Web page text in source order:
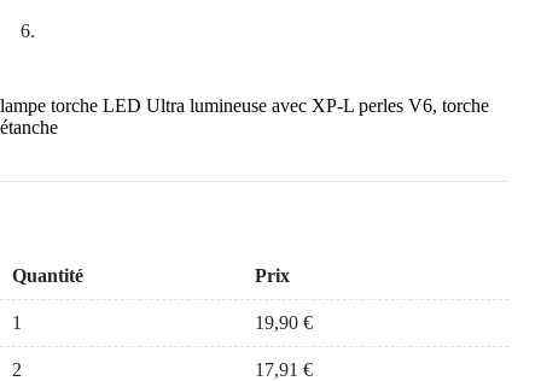
lampe torche LED Ultra lumineuse avec XP-L perles V6, torche
étanche
Quantité Prix
1 19,90 €
2 17,91 €